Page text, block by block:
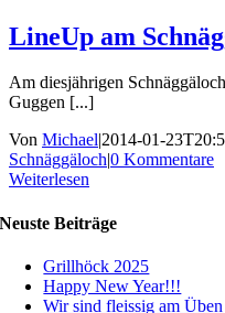
LineUp am
Am diesjährigen
Guggen [...]
Von Michael|2014-01-
Schnäggäloch|0 Kommentare
Weiterlesen
Neuste Beiträge
Grillhöck 2025
Happy New Year!!!
Wir sind fleissig am Üben